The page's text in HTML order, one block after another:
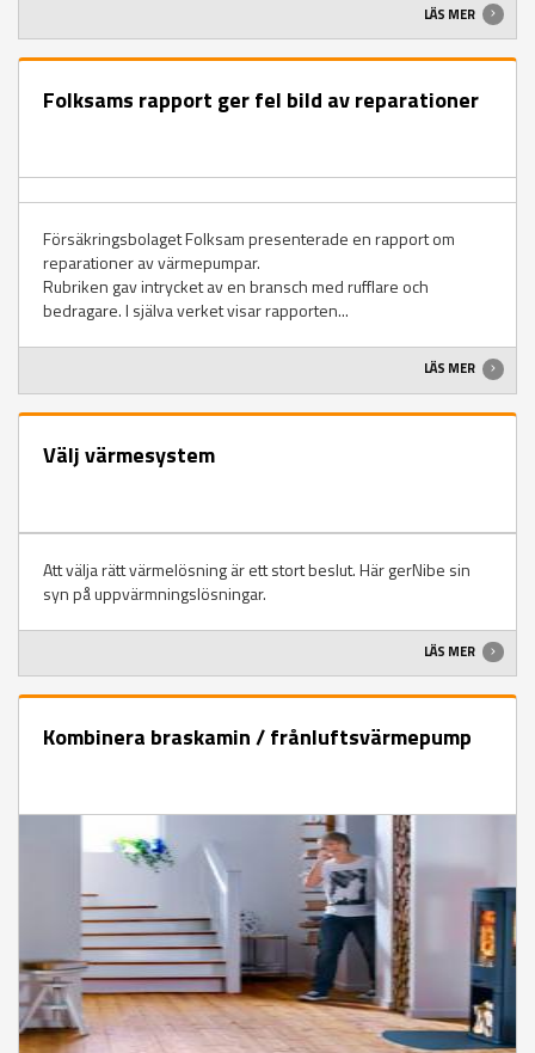
LÄS MER
Folksams rapport ger fel bild av reparationer
Försäkringsbolaget Folksam presenterade en rapport om
reparationer av värmepumpar.
Rubriken gav intrycket av en bransch med rufflare och
bedragare. I själva verket visar rapporten...
LÄS MER
Välj värmesystem
Att välja rätt värmelösning är ett stort beslut. Här gerNibe sin
syn på uppvärmningslösningar.
LÄS MER
Kombinera braskamin / frånluftsvärmepump